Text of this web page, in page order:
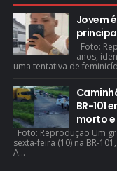
Jovem
Foto:
anos,
uma tentativa de
BR-101
morto
Foto: Reprodução Um
sexta-feira (10) na BR-
A...